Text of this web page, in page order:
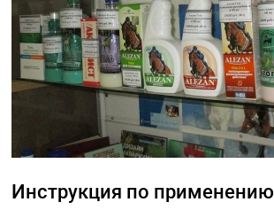
Инструкция по применению